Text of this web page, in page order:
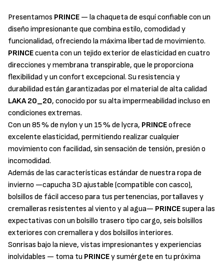
Presentamos PRINCE — la chaqueta de esquí confiable con un
diseño impresionante que combina estilo, comodidad y
funcionalidad, ofreciendo la máxima libertad de movimiento.
PRINCEcuenta con un tejido exterior de elasticidad en cuatro
direcciones y membrana transpirable, que le proporciona
flexibilidad y un confort excepcional. Su resistencia y
durabilidad están garantizadas por el material de alta calidad
LAKA 20_20, conocido por su alta impermeabilidad incluso en
condiciones extremas.
Con un 85 % de nylon y un 15 % de lycra, PRINCEofrece
excelente elasticidad, permitiendo realizar cualquier
movimiento con facilidad, sin sensación de tensión, presión o
incomodidad.
Además de las características estándar de nuestra ropa de
invierno —capucha 3D ajustable (compatible con casco),
bolsillos de fácil acceso para tus pertenencias, portallaves y
cremalleras resistentes al viento y al agua— PRINCEsupera las
expectativas con un bolsillo trasero tipo cargo, seis bolsillos
exteriores con cremallera y dos bolsillos interiores.
Sonrisas bajo la nieve, vistas impresionantes y experiencias
inolvidables — toma tu PRINCEy sumérgete en tu próxima